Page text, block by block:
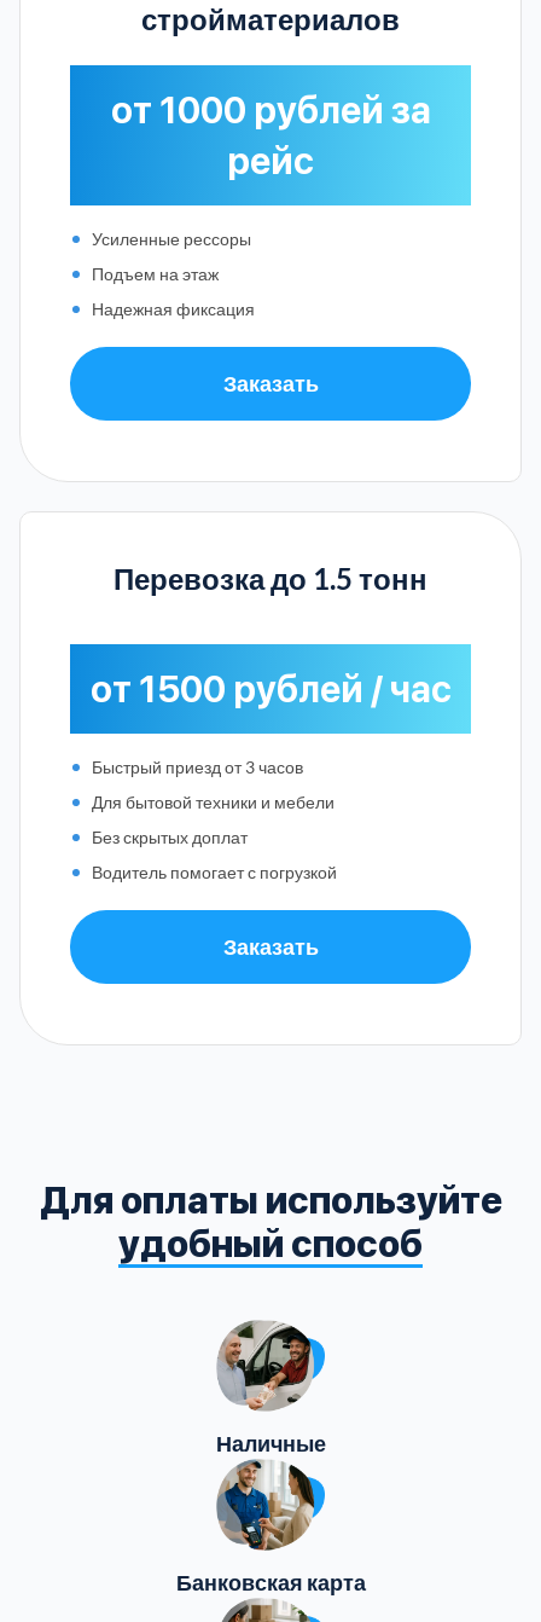
стройматериалов
от 1000 рублей за
рейс
Усиленные рессоры
Подъем на этаж
Надежная фиксация
Заказать
Перевозка до 1.5 тонн
от 1500 рублей / час
Быстрый приезд от 3 часов
Для бытовой техники и мебели
Без скрытых доплат
Водитель помогает с погрузкой
Заказать
Для оплаты используйте
удобный способ
Наличные
Банковская карта